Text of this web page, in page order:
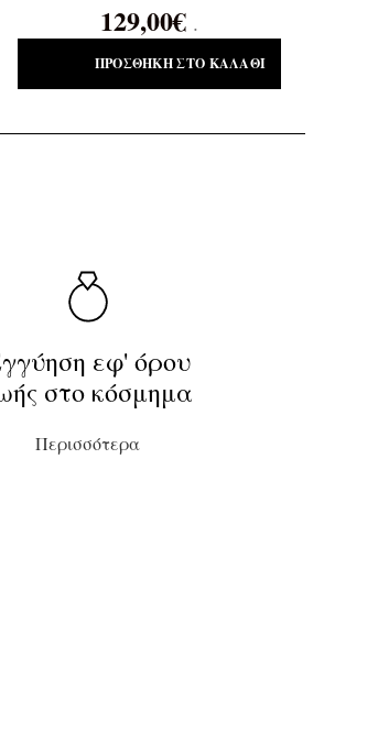
129,00€ .
ΠΡΟΣΘΉΚΗ ΣΤΟ ΚΑΛΆΘΙ
εφ' όρου
στο κόσμημα
Περισσότερα